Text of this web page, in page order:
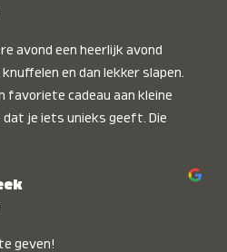
avond een heerlijk avond
en dan lekker slapen.
favoriete cadeau aan kleine
je iets unieks geeft. Die
geven!